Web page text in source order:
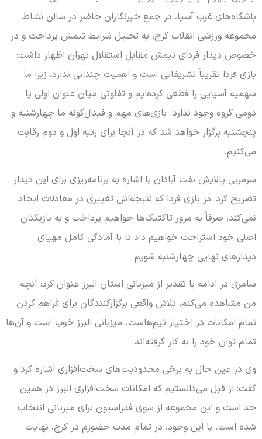
باشگاه‌های غرب آسیا، در جمع خبرنگاران حاضر در سالن نشاط
مجموعه ورزشی انقلاب کرج، به تحلیل شرایط تیمش پرداخت و در
خصوص دیدار فردای تیمش مقابل استقلال تهران اظهار داشت:
بازی فردا تقریباً تشریفاتی است و اهمیت چندانی ندارد، زیرا ما
سهمیه آسیایی را قطعی کرده‌ایم و تفاوتی میان عنوان اولی یا
دومی گروه وجود ندارد. بازی‌های مهم و فینال‌گونه ما چهارشنبه و
پنجشنبه برگزار خواهد شد که در آنجا برای رتبه اول و دوم رقابت
می‌کنیم.
سرمربی پالایش نفت آبادان با اشاره به برنامه‌ریزی برای این دیدار
تصریح کرد: در بازی فردا که نتیجه‌اش تغییری در معادلات ایجاد
نمی‌کند، صرفاً به مرور تاکتیک‌ها خواهیم پرداخت و به بازیکنان
اصلی خود استراحت خواهیم داد تا با آمادگی کامل مهیای
دیدارهای نهایی چهارشنبه شویم.
سامری در ادامه با تقدیر از میزبانی استان البرز عنوان کرد: آنچه
من مشاهده می‌کنم، تلاش واقعی برگزارکنندگان برای فراهم کردن
تمام امکانات در اختیار تیم‌هاست. میزبانی البرز خوب است و آن‌ها
تمام توان خود را به کار گرفته‌اند.
وی در عین حال به برخی محدودیت‌های سخت‌افزاری اشاره کرد و
گفت: از قبل می‌دانستیم که امکانات سخت‌افزاری البرز در همین
حد است و این مجموعه از سوی فدراسیون برای میزبانی انتخاب
شده است. با این وجود، در تمام مدت حضورم در کرج، نهایت